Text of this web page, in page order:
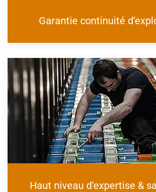
Garantie continuité
Haut niveau d'expertise &